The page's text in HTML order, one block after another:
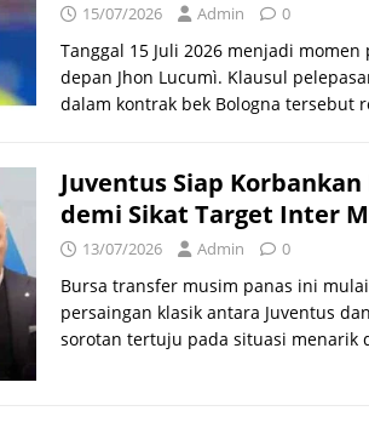
15/07/2026 Admin 0
Tanggal 15 Juli 2026 menjadi
depan Jhon Lucumì. Klausul
dalam kontrak bek Bologna tersebut
Juventus Siap
demi Sikat Target Inter
13/07/2026 Admin 0
Bursa transfer musim panas ini
persaingan klasik antara Juventus
sorotan tertuju pada situasi menarik